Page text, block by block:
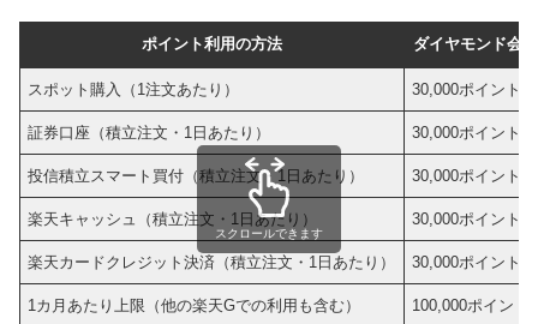
ポイント利用の方法 ダイヤモンド会
スポット購入（1注文あたり） 30,000ポイント
証券口座（積立注文・1日あたり） 30,000ポイント
投信積立スマート買付（積立注文・1日あたり） 30,000ポイント
楽天キャッシュ（積立注文・1日あたり） 30,000ポイント
楽天カードクレジット決済（積立注文・1日あたり） 30,000ポイント
1カ月あたり上限（他の楽天Gでの利用も含む） 100,000ポイント
スクロールできます